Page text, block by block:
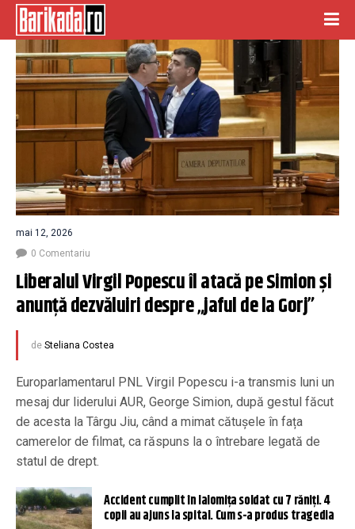
mai 12, 2026
0 Comentariu
Liberalul Virgil Popescu îl atacă pe Simion și
anunță dezvăluiri despre „jaful de la Gorj”
de Steliana Costea
Europarlamentarul PNL Virgil Popescu i-a transmis luni un
mesaj dur liderului AUR, George Simion, după gestul făcut
de acesta la Târgu Jiu, când a mimat cătușele în fața
camerelor de filmat, ca răspuns la o întrebare legată de
statul de drept.
Accident cumplit în Ialomiţa soldat cu 7 răniţi. 4
copii au ajuns la spital. Cum s-a produs tragedia